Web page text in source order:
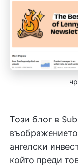
Този блог в
ангелски
който преди